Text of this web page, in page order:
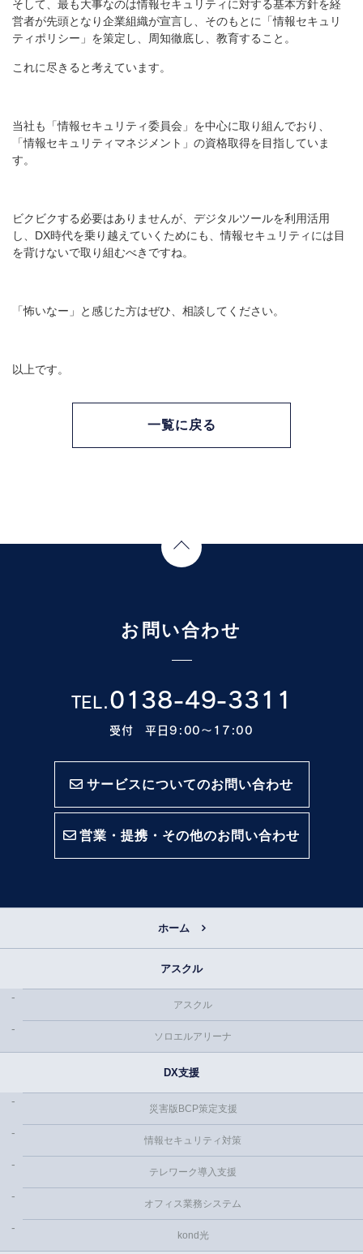
そして、最も大事なのは情報セキュリティに対する基本方針を経
営者が先頭となり企業組織が宣言し、そのもとに「情報セキュリ
ティポリシー」を策定し、周知徹底し、教育すること。
これに尽きると考えています。
当社も「情報セキュリティ委員会」を中心に取り組んでおり、
「情報セキュリティマネジメント」の資格取得を目指していま
す。
ビクビクする必要はありませんが、デジタルツールを利用活用
し、DX時代を乗り越えていくためにも、情報セキュリティには目
を背けないで取り組むべきですね。
「怖いなー」と感じた方はぜひ、相談してください。
以上です。
一覧に戻る
お問い合わせ
TEL.0138-49-3311
受付 平日9:00〜17:00
サービスについてのお問い合わせ
営業・提携・その他のお問い合わせ
ホーム
アスクル
アスクル
ソロエルアリーナ
DX支援
災害版BCP策定支援
情報セキュリティ対策
テレワーク導入支援
オフィス業務システム
kond光